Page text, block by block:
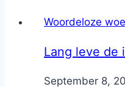
Woordeloze
Lang leve de
ByNicole
September 8,